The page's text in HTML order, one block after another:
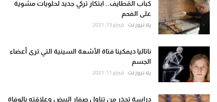
كباب القطايف.. ابتكار تركي جديد لحلويات مشوية
على الفحم
يلا نيوز نت فبراير 13, 2021
ناتاليا ديمكينا فتاة الأشعة السينية التي ترى أعضاء
الجسم
يلا نيوز نت فبراير 11, 2021
دراسة تحذر من تناول صفار البيض وعلاقته بالوفاة